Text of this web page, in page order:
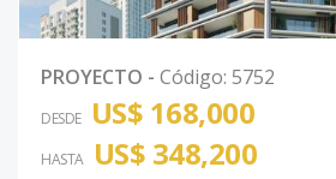
PROYECTO - Código: 5752
DESDE US$ 168,000
HASTA US$ 348,200